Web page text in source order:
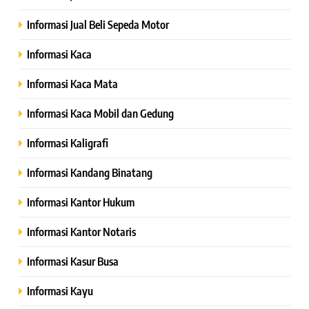
Informasi Jual Beli Sepeda Motor
Informasi Kaca
Informasi Kaca Mata
Informasi Kaca Mobil dan Gedung
Informasi Kaligrafi
Informasi Kandang Binatang
Informasi Kantor Hukum
Informasi Kantor Notaris
Informasi Kasur Busa
Informasi Kayu